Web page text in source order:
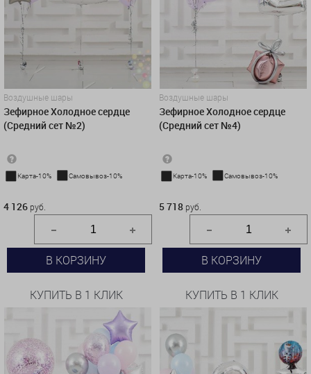
Воздушные шары
Зефирное Холодное сердце
(Средний сет №2)
Карта-10% Самовывоз-10%
4 126 руб.
В КОРЗИНУ
КУПИТЬ В 1 КЛИК
Воздушные шары
Зефирное Холодное сердце
(Средний сет №4)
Карта-10% Самовывоз-10%
5 718 руб.
В КОРЗИНУ
КУПИТЬ В 1 КЛИК